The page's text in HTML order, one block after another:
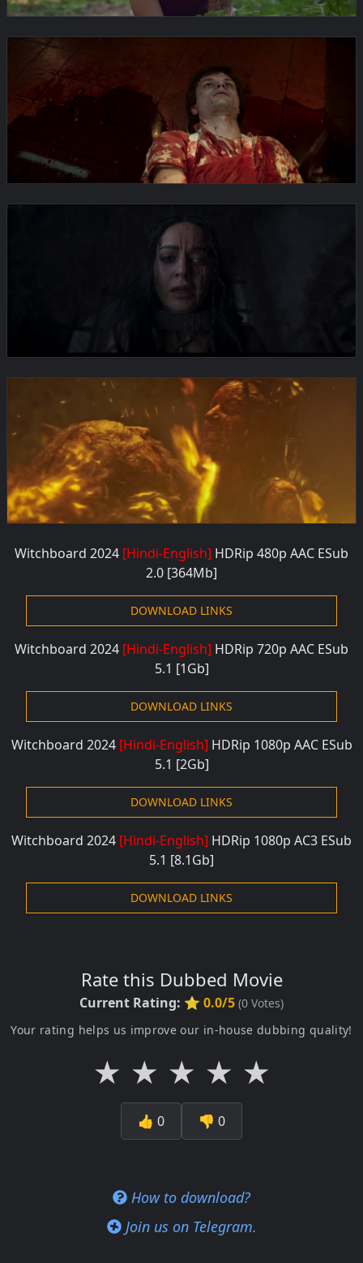
Witchboard 2024 [Hindi-English] HDRip 480p AAC ESub
2.0 [364Mb]
DOWNLOAD LINKS
Witchboard 2024 [Hindi-English] HDRip 720p AAC ESub
5.1 [1Gb]
DOWNLOAD LINKS
Witchboard 2024 [Hindi-English] HDRip 1080p AAC ESub
5.1 [2Gb]
DOWNLOAD LINKS
Witchboard 2024 [Hindi-English] HDRip 1080p AC3 ESub
5.1 [8.1Gb]
DOWNLOAD LINKS
Rate this Dubbed Movie
Current Rating: ⭐ 0.0/5 (0 Votes)
Your rating helps us improve our in-house dubbing quality!
★ ★ ★ ★ ★
👍 0 👎 0
How to download?
Join us on Telegram.